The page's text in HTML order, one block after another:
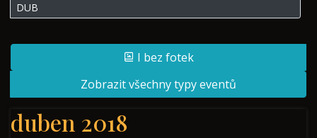
DUB
I bez fotek
Zobrazit všechny typy eventů
duben 2018